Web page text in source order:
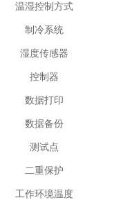
温湿控制方式
制冷系统
湿度传感器
控制器
数据打印
数据备份
测试点
二重保护
工作环境温度